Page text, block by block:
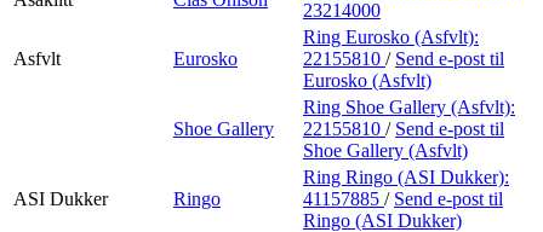
23214000
Asfvlt Eurosko
Ring Eurosko (Asfvlt):
22155810 / Send e-post til
Eurosko (Asfvlt)
Shoe Gallery
Ring Shoe Gallery (Asfvlt):
22155810 / Send e-post til
Shoe Gallery (Asfvlt)
ASI Dukker Ringo
Ring Ringo (ASI Dukker):
41157885 / Send e-post til
Ringo (ASI Dukker)